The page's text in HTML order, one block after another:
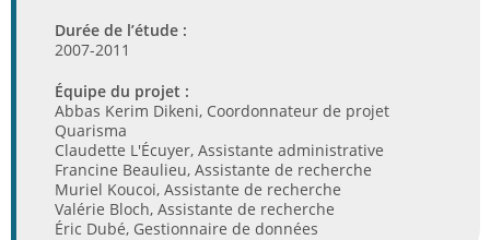
Durée de l’étude :
2007-2011
Équipe du projet :
Abbas Kerim Dikeni, Coordonnateur de projet
Quarisma
Claudette L'Écuyer, Assistante administrative
Francine Beaulieu, Assistante de recherche
Muriel Koucoi, Assistante de recherche
Valérie Bloch, Assistante de recherche
Éric Dubé, Gestionnaire de données